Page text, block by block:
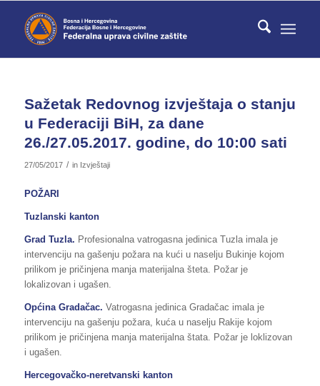
Sažetak Redovnog izvještaja o stanju
u Federaciji BiH, za dane
26./27.05.2017. godine, do 10:00 sati
27/05/2017 / in Izvještaji
POŽARI
Tuzlanski kanton
Grad Tuzla. Profesionalna vatrogasna jedinica Tuzla imala je
intervenciju na gašenju požara na kući u naselju Bukinje kojom
prilikom je pričinjena manja materijalna šteta. Požar je
lokalizovan i ugašen.
Općina Gradačac. Vatrogasna jedinica Gradačac imala je
intervenciju na gašenju požara, kuća u naselju Rakije kojom
prilikom je pričinjena manja materijalna štata. Požar je loklizovan
i ugašen.
Hercegovačko-neretvanski kanton